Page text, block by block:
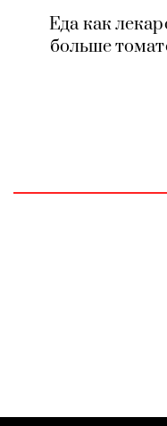
Еда как
больше